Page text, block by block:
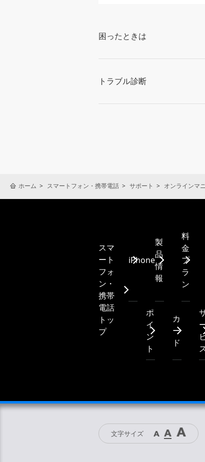
困ったときは
トラブル診断
ホーム スマートフォン・携帯電話 サポート オンラインマ
スマ
ート
フォ
ン・
携帯
電話
トッ
プ
iPhone
製
品
情
報
料
金
プ
ラ
ン
ポ
イ
ン
ト
カ
ー
ド
文字サイズ